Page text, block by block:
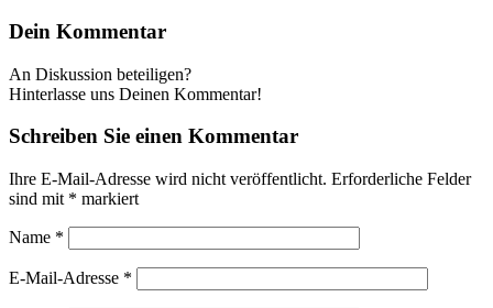
Dein Kommentar
An Diskussion beteiligen?
Hinterlasse uns Deinen Kommentar!
Schreiben Sie einen Kommentar
Ihre E-Mail-Adresse wird nicht veröffentlicht. Erforderliche Felder
sind mit * markiert
Name *
E-Mail-Adresse *